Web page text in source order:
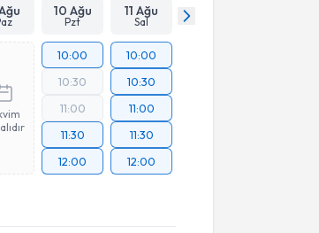
10 Ağu
Pzt
11 Ağu
Sal
10:00
10:30
11:00
11:30
12:00
10:00
10:30
11:00
11:30
12:00